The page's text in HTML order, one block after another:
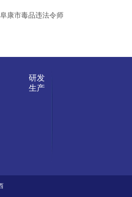
阜康市毒品违法令师
研发
生产